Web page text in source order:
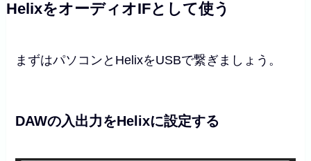
HelixをオーディオIFとして使う
まずはパソコンとHelixをUSBで繋ぎましょう。
DAWの入出力をHelixに設定する